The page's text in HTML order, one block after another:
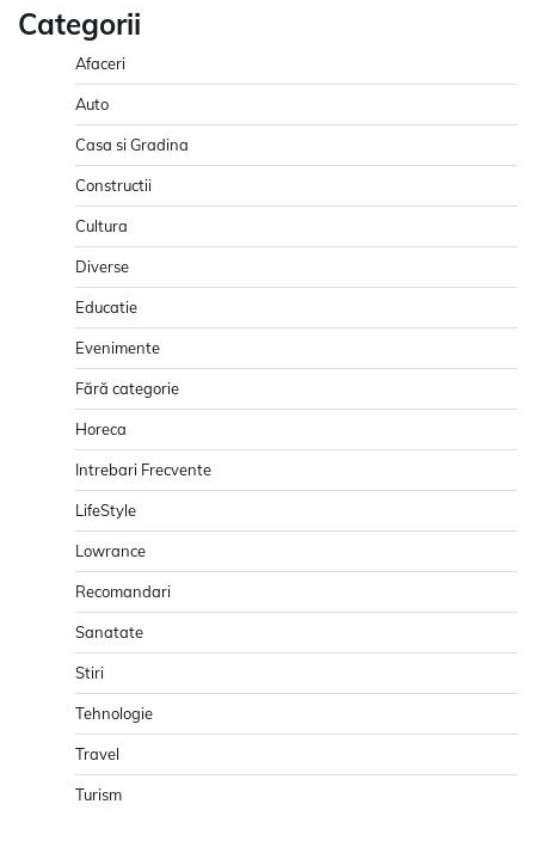
Categorii
Afaceri
Auto
Casa si Gradina
Constructii
Cultura
Diverse
Educatie
Evenimente
Fără categorie
Horeca
Intrebari Frecvente
LifeStyle
Lowrance
Recomandari
Sanatate
Stiri
Tehnologie
Travel
Turism